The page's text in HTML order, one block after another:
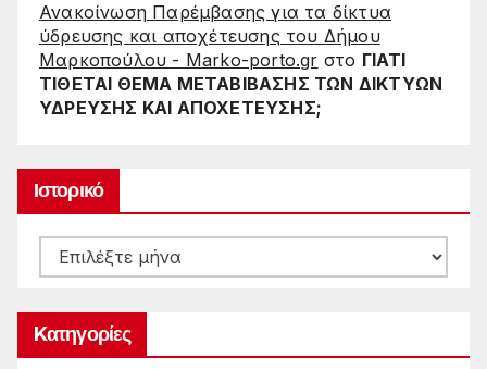
Ανακοίνωση Παρέμβασης για τα δίκτυα
ύδρευσης και αποχέτευσης του Δήμου
Μαρκοπούλου - Marko-porto.gr στο ΓΙΑΤΙ
ΤΙΘΕΤΑΙ ΘΕΜΑ ΜΕΤΑΒΙΒΑΣΗΣ ΤΩΝ ΔΙΚΤΥΩΝ
ΥΔΡΕΥΣΗΣ ΚΑΙ ΑΠΟΧΕΤΕΥΣΗΣ;
Ιστορικό
Ιστορικό
Kατηγορίες